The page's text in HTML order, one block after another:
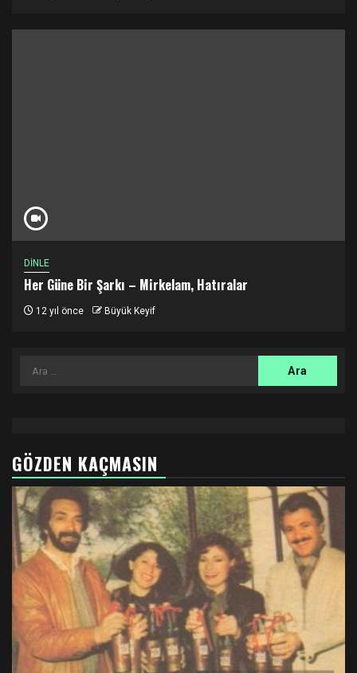
DİNLE
Her Güne Bir Şarkı – Mirkelam, Hatıralar
12 yıl önce Büyük Keyif
Arama:
GÖZDEN KAÇMASIN